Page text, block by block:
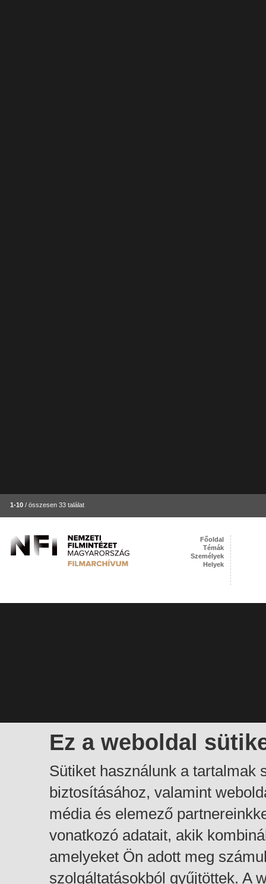
1-10 / összesen 33 találat
Ez a weboldal
Sütiket használunk a tartalmak
biztosításához, valamint
média és elemező
vonatkozó adatait, akik
amelyeket Ön adott meg
szolgáltatásokból gyűjtöttek. A
Főoldal
Témák
Személyek
Helyek